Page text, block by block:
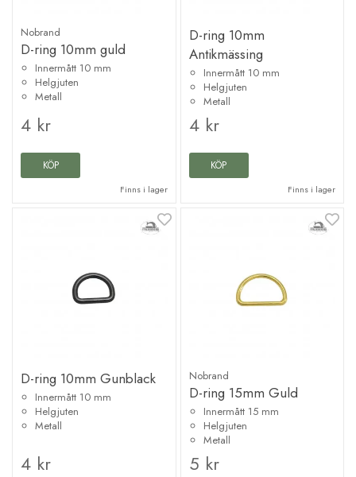
Nobrand
D-ring 10mm guld
Innermått 10 mm
Helgjuten
Metall
4 kr
KÖP
Finns i lager
D-ring 10mm
Antikmässing
Innermått 10 mm
Helgjuten
Metall
4 kr
KÖP
Finns i lager
D-ring 10mm Gunblack
Innermått 10 mm
Helgjuten
Metall
4 kr
Nobrand
D-ring 15mm Guld
Innermått 15 mm
Helgjuten
Metall
5 kr